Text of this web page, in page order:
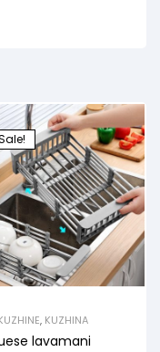
, KUZHINA
lavamani